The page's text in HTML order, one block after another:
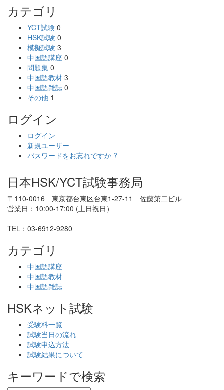
カテゴリ
YCT試験 0
HSK試験 0
模擬試験 3
中国語講座 0
問題集 0
中国語教材 3
中国語雑誌 0
その他 1
ログイン
ログイン
新規ユーザー
パスワードをお忘れですか ?
日本HSK/YCT試験事務局
〒110-0016 東京都台東区台東1-27-11 佐藤第二ビル
営業日：10:00-17:00 (土日祝日）
TEL：03-6912-9280
カテゴリ
中国語講座
中国語教材
中国語雑誌
HSKネット試験
受験料一覧
試験当日の流れ
試験申込方法
試験結果について
キーワードで検索